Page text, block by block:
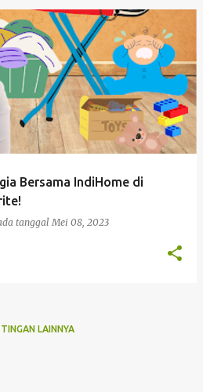
Bersama IndiHome di
tanggalMei 08, 2023
LAINNYA